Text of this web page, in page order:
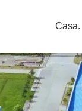
Casa.